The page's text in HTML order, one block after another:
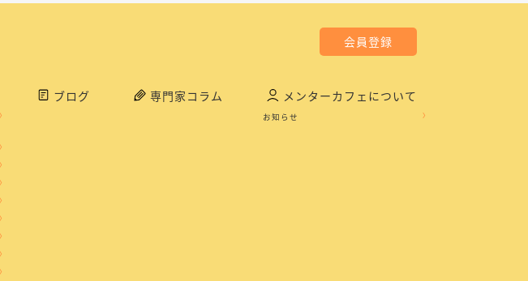
会員登録
ブログ 専門家コラム メンターカフェについて
お知らせ